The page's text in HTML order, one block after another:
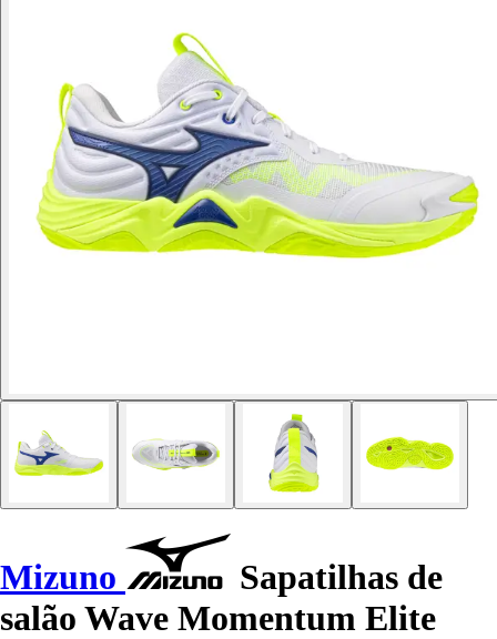
Mizuno
Sapatilhas de
salão Wave Momentum Elite